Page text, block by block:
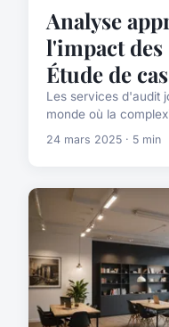
Analyse
l'impact
Étude de
Les services d'audit
monde où la
24 mars 2025 · 5 min